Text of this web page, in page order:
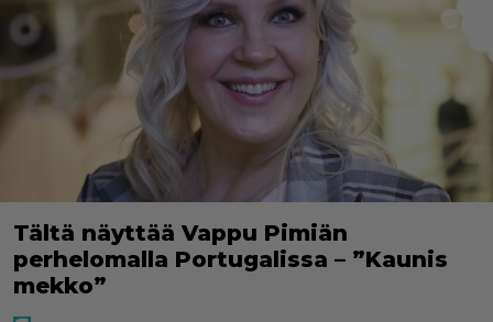
Tältä näyttää Vappu Pimiän
perhelomalla Portugalissa – ”Kaunis
mekko”